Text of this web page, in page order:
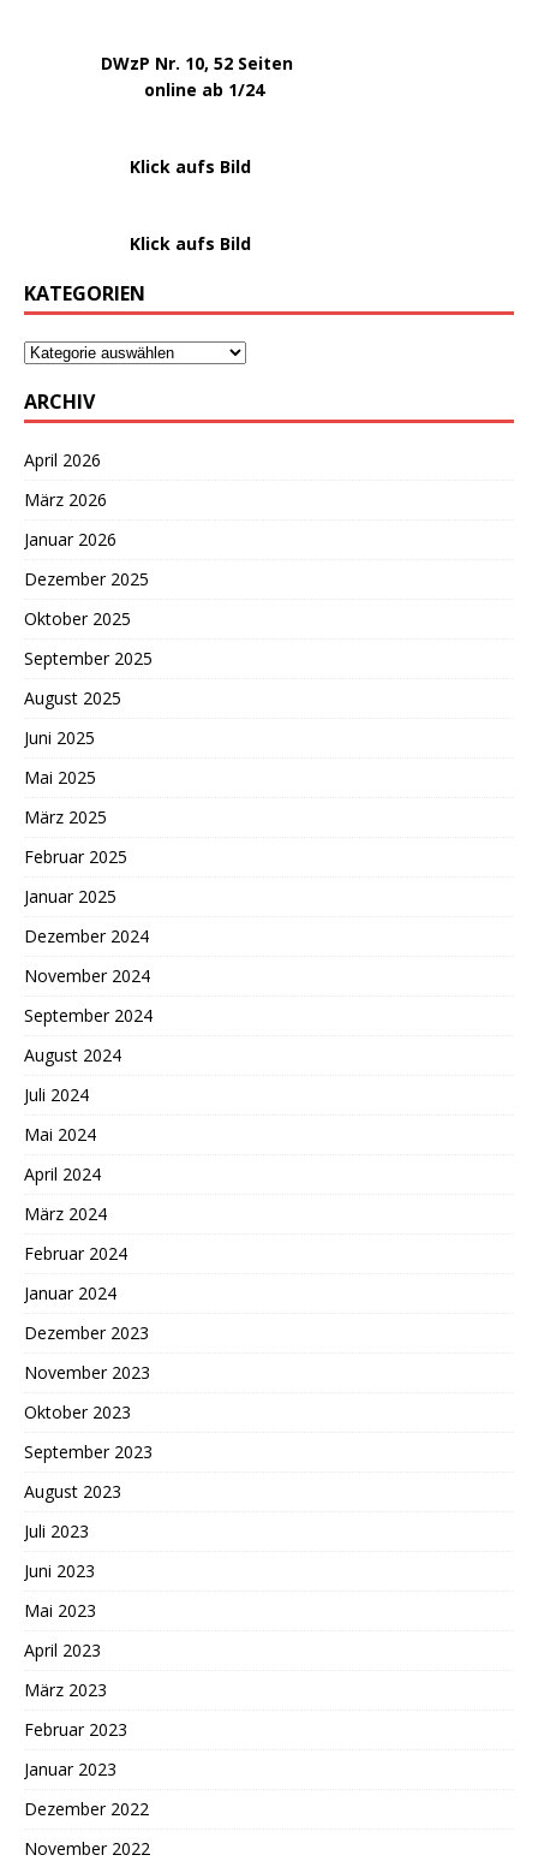
DWzP Nr. 10, 52 Seiten
online ab 1/24
Klick aufs Bild
Klick aufs Bild
KATEGORIEN
ARCHIV
April 2026
März 2026
Januar 2026
Dezember 2025
Oktober 2025
September 2025
August 2025
Juni 2025
Mai 2025
März 2025
Februar 2025
Januar 2025
Dezember 2024
November 2024
September 2024
August 2024
Juli 2024
Mai 2024
April 2024
März 2024
Februar 2024
Januar 2024
Dezember 2023
November 2023
Oktober 2023
September 2023
August 2023
Juli 2023
Juni 2023
Mai 2023
April 2023
März 2023
Februar 2023
Januar 2023
Dezember 2022
November 2022